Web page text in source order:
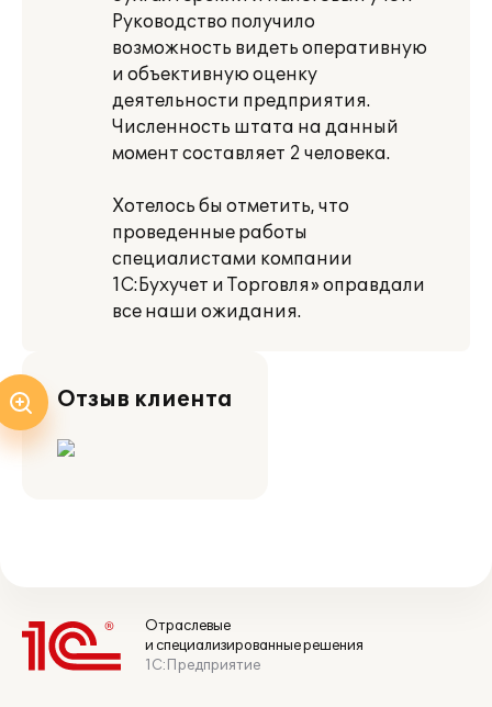
Руководство получило
возможность видеть оперативную
и объективную оценку
деятельности предприятия.
Численность штата на данный
момент составляет 2 человека.
Хотелось бы отметить, что
проведенные работы
специалистами компании
1С:Бухучет и Торговля» оправдали
все наши ожидания.
Отзыв клиента
Отраслевые
и специализированные решения
1С:Предприятие